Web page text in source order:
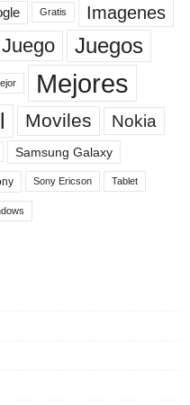
Gratis Imagenes
Juego Juegos
Mejores
Moviles Nokia
Samsung Galaxy
Sony Ericson Tablet